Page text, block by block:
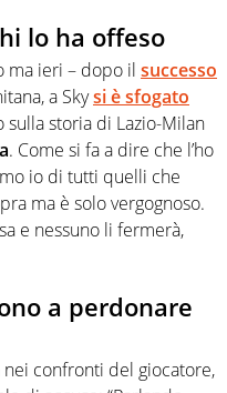
lo ha offeso
ma ieri – dopo il successo
a Skysi è sfogato
sulla storia di Lazio-Milan
. Come si fa a dire che l’ho
io di tutti quelli che
ma è solo vergognoso.
e nessuno li fermerà,
a perdonare
confronti del giocatore,